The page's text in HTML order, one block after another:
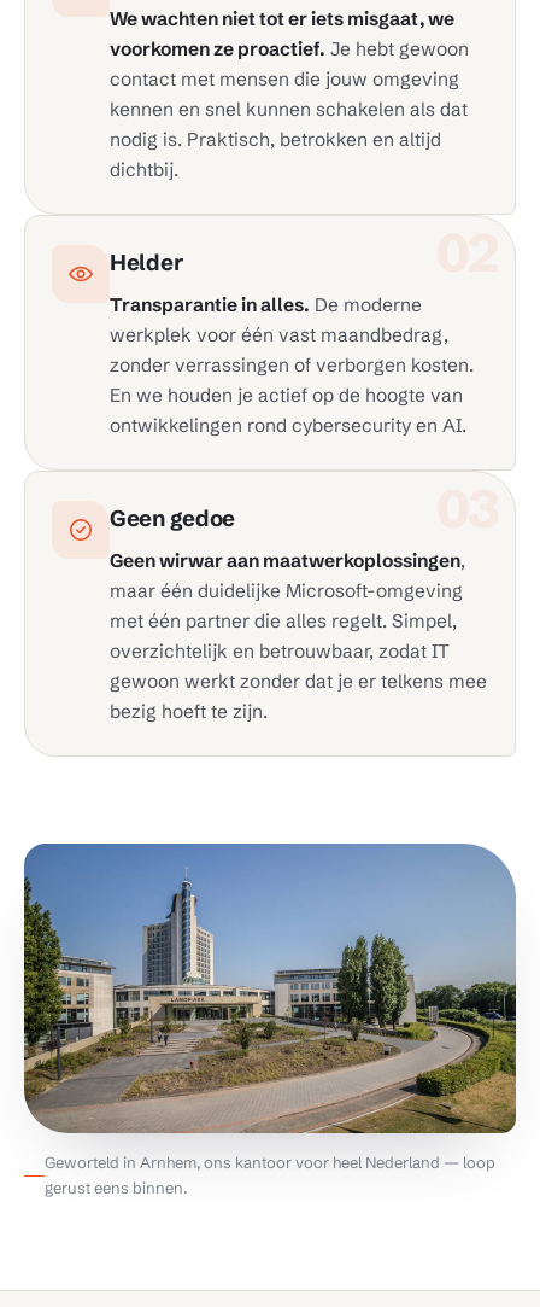
We wachten niet tot er iets misgaat, we
voorkomen ze proactief. Je hebt gewoon
contact met mensen die jouw omgeving
kennen en snel kunnen schakelen als dat
nodig is. Praktisch, betrokken en altijd
dichtbij.
Helder
Transparantie in alles. De moderne
werkplek voor één vast maandbedrag,
zonder verrassingen of verborgen kosten.
En we houden je actief op de hoogte van
ontwikkelingen rond cybersecurity en AI.
Geen gedoe
Geen wirwar aan maatwerkoplossingen,
maar één duidelijke Microsoft-omgeving
met één partner die alles regelt. Simpel,
overzichtelijk en betrouwbaar, zodat IT
gewoon werkt zonder dat je er telkens mee
bezig hoeft te zijn.
Geworteld in Arnhem, ons kantoor voor heel Nederland — loop
gerust eens binnen.